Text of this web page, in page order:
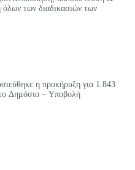
όλων των διαδικασιών των
η προκήρυξη για 1.843
Δημόσιο – Υποβολή